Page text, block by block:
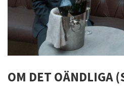
OM DET OÄNDLIGA